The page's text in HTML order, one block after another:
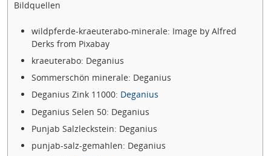
Bildquellen
wildpferde-kraeuterabo-minerale: Image by Alfred
Derks from Pixabay
kraeuterabo: Deganius
Sommerschön minerale: Deganius
Deganius Zink 11000: Deganius
Deganius Selen 50: Deganius
Punjab Salzleckstein: Deganius
punjab-salz-gemahlen: Deganius